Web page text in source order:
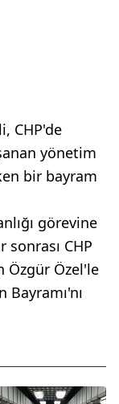
CHP'de
yönetim
bir bayram
görevine
sonrası CHP
Özgür Özel'le